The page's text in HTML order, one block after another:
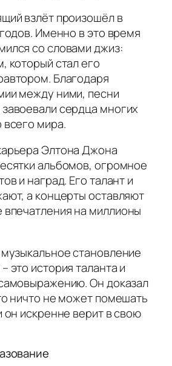
взлёт произошёл в
Именно в это время
со словами джиз:
который стал его
Благодаря
между ними, песни
сердца многих
мира.
Элтона Джона
альбомов, огромное
и наград. Его талант и
а концерты оставляют
на миллионы
становление
это история таланта и
Он доказал
ничто не может помешать
он искренне верит в свою